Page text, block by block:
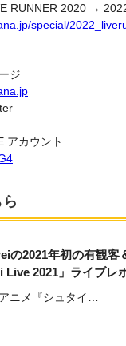
RUNNER 2020 →
special/
ジ
アカウント
の2021年初の有観客
Live 2021」ライブレ
ニメ『シュタイ…